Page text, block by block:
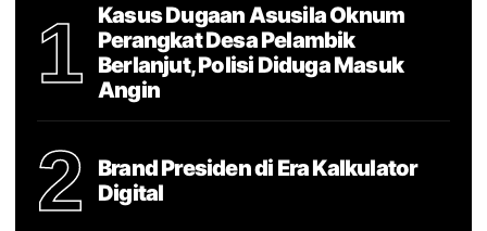
1
Kasus Dugaan Asusila Oknum
Perangkat Desa Pelambik
Berlanjut, Polisi Diduga Masuk
Angin
2
Brand Presiden di Era Kalkulator
Digital